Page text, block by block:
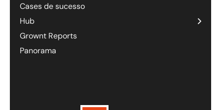
Cases de sucesso
Hub
Grownt Reports
Panorama